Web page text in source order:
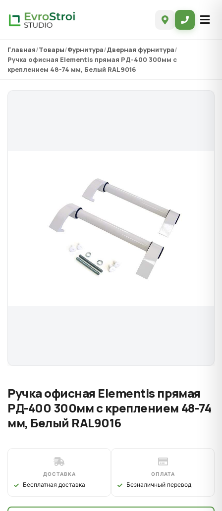
Главная/Товары/Фурнитура/Дверная фурнитура/
Ручка офисная Elementis прямая PД-400 300мм с
креплением 48-74 мм, Белый RAL9016
Ручка офисная Elementis прямая
PД-400 300мм с креплением 48-74
мм, Белый RAL9016
ДОСТАВКА
Бесплатная доставка
ОПЛАТА
Безналичный перевод